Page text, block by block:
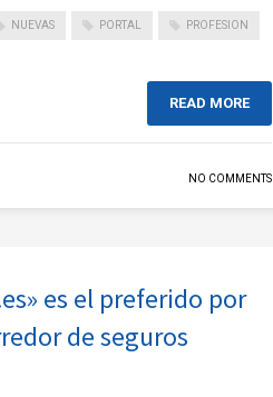
NUEVAS PORTAL PROFESION
READ MORE
NO COMMENTS
es el preferido por
de seguros